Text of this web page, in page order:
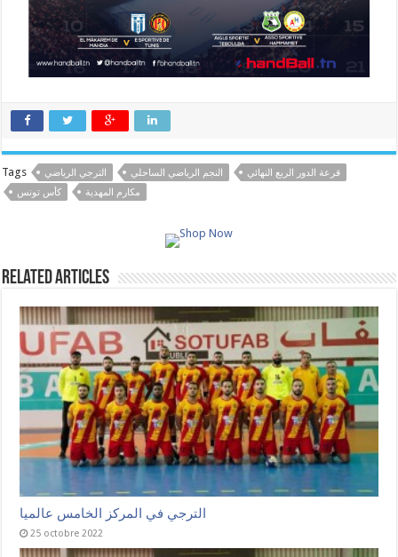
Tags الترجي الرياضي النجم الرياضي الساحلي
قرعة الدور الربع النهائي
كأس تونس
مكارم المهدية
Related Articles
الترجي في المركز الخامس عالميا
25 octobre 2022